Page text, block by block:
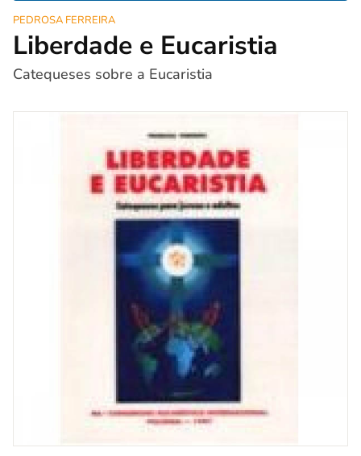
PEDROSA FERREIRA
Liberdade e Eucaristia
Catequeses sobre a Eucaristia